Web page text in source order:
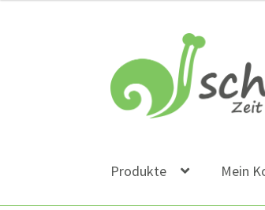
Navigation
springen
Inhalt
springen
Produkte Mein